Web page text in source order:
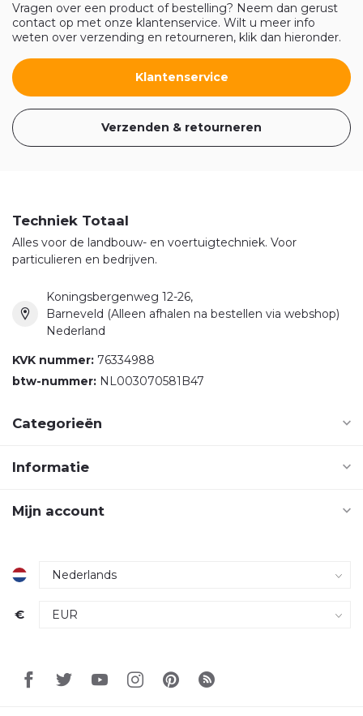
Vragen over een product of bestelling? Neem dan gerust
contact op met onze klantenservice. Wilt u meer info
weten over verzending en retourneren, klik dan hieronder.
Klantenservice
Verzenden & retourneren
Techniek Totaal
Alles voor de landbouw- en voertuigtechniek. Voor
particulieren en bedrijven.
Koningsbergenweg 12-26,
Barneveld (Alleen afhalen na bestellen via webshop)
Nederland
KVK nummer: 76334988
btw-nummer: NL003070581B47
Categorieën
Informatie
Mijn account
€